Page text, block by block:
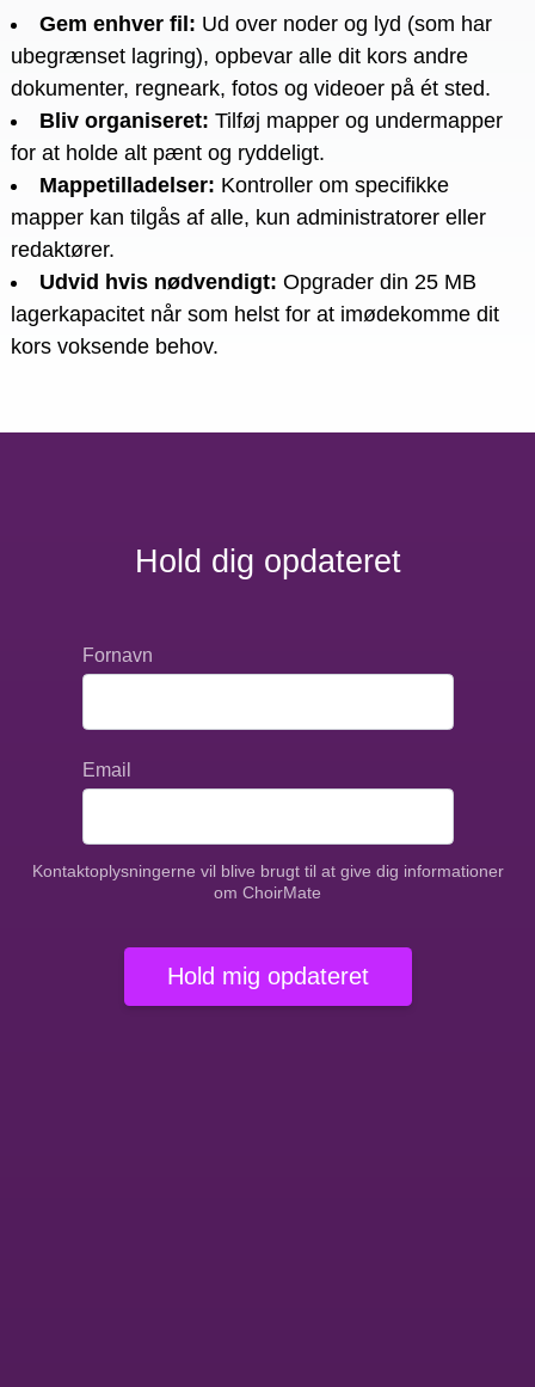
Gem enhver fil: Ud over noder og lyd (som har
ubegrænset lagring), opbevar alle dit kors andre
dokumenter, regneark, fotos og videoer på ét sted.
Bliv organiseret: Tilføj mapper og undermapper
for at holde alt pænt og ryddeligt.
Mappetilladelser: Kontroller om specifikke
mapper kan tilgås af alle, kun administratorer eller
redaktører.
Udvid hvis nødvendigt: Opgrader din 25 MB
lagerkapacitet når som helst for at imødekomme dit
kors voksende behov.
Hold dig opdateret
Fornavn
Email
Kontaktoplysningerne vil blive brugt til at give dig informationer
om ChoirMate
Hold mig opdateret